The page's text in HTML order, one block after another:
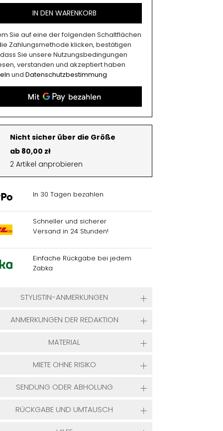
IN DEN WARENKORB
Sie auf eine der folgenden Schaltflächen
Zahlungsmethode klicken, bestätigen
Sie unsere Nutzungsbedingungen
verstanden und akzeptiert haben
und Datenschutzbestimmung
Nicht sicher über die Größe
ab 80,00 zł
2 Artikel anprobieren
In 30 Tagen bezahlen
Schneller und sicherer
Versand in 24 Stunden!
Einfache Rückgabe bei jedem
Zabka
STYLISTIN-ANMERKUNGEN
ANMERKUNGEN DER REDAKTION
MATERIAL
MIETE OHNE RISIKO
SENDUNG ODER ABHOLUNG
RÜCKGABE UND UMTAUSCH